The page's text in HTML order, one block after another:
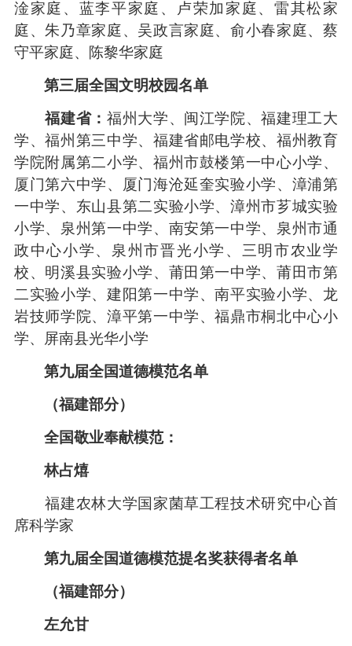
淦家庭、蓝李平家庭、卢荣加家庭、雷其松家
庭、朱乃章家庭、吴政言家庭、俞小春家庭、蔡
守平家庭、陈黎华家庭
第三届全国文明校园名单
福建省： 福州大学、闽江学院、福建理工大
学、福州第三中学、福建省邮电学校、福州教育
学院附属第二小学、福州市鼓楼第一中心小学、
厦门第六中学、厦门海沧延奎实验小学、漳浦第
一中学、东山县第二实验小学、漳州市芗城实验
小学、泉州第一中学、南安第一中学、泉州市通
政中心小学、泉州市晋光小学、三明市农业学
校、明溪县实验小学、莆田第一中学、莆田市第
二实验小学、建阳第一中学、南平实验小学、龙
岩技师学院、漳平第一中学、福鼎市桐北中心小
学、屏南县光华小学
第九届全国道德模范名单
（福建部分）
全国敬业奉献模范：
林占熺
福建农林大学国家菌草工程技术研究中心首
席科学家
第九届全国道德模范提名奖获得者名单
（福建部分）
左允甘